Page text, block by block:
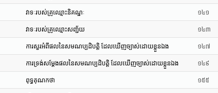
វាទៈរបស់គ្រូឈ្មោះនិគណ្ឋៈ ១៤១
វាទៈរបស់គ្រូឈ្មោះសញ្ជ័យ ១៤៣
ការសួរអំពីផលនៃសមណប្បដិបត្តិ ដែលឃើញច្បាស់ដោយខ្លួនឯង ១៤៧
ការទ្រង់សម្តែងផលនៃសមណប្បដិបត្តិ ដែលឃើញច្បាស់ដោយខ្លួនឯង ១៤៩
ពុទ្ធគុណកថា ១៥៥